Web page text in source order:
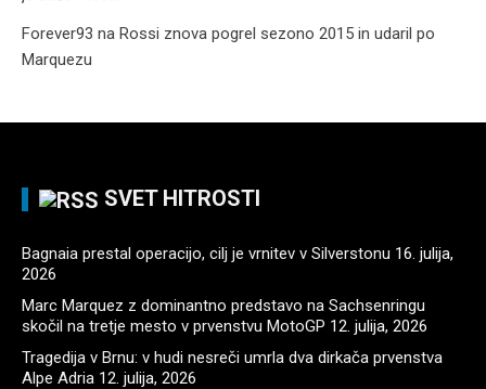
Forever93 na Rossi znova pogrel sezono 2015 in udaril po
Marquezu
SVET HITROSTI
Bagnaia prestal operacijo, cilj je vrnitev v Silverstonu 16. julija,
2026
Marc Marquez z dominantno predstavo na Sachsenringu
skočil na tretje mesto v prvenstvu MotoGP 12. julija, 2026
Tragedija v Brnu: v hudi nesreči umrla dva dirkača prvenstva
Alpe Adria 12. julija, 2026